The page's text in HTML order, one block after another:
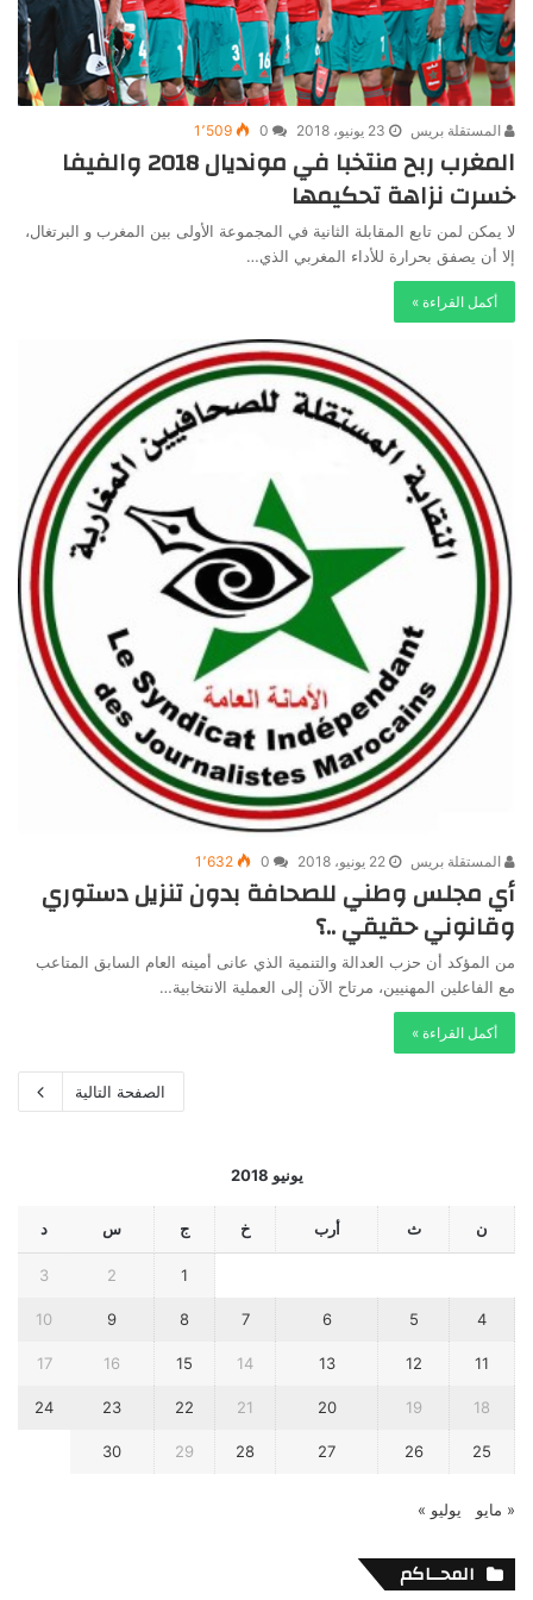
المستقلة بريس 23 يونيو، 2018 0 1٬509
المغرب ربح منتخبا في مونديال 2018 والفيفا
خسرت نزاهة تحكيمها
لا يمكن لمن تابع المقابلة الثانية في المجموعة الأولى بين المغرب و البرتغال،
إلا أن يصفق بحرارة للأداء المغربي الذي…
أكمل القراءة »
المستقلة بريس 22 يونيو، 2018 0 1٬632
أي مجلس وطني للصحافة بدون تنزيل دستوري
وقانوني حقيقي ..؟
من المؤكد أن حزب العدالة والتنمية الذي عانى أمينه العام السابق المتاعب
مع الفاعلين المهنيين، مرتاح الآن إلى العملية الانتخابية…
أكمل القراءة »
الصفحة التالية
يونيو 2018
ن ث أرب خ ج س د
1
2
3
4
5
6
7
8
9
10
11
12
13
14
15
16
17
18
19
20
21
22
23
24
25
26
27
28
29
30
« مايو يوليو »
المحــاكم